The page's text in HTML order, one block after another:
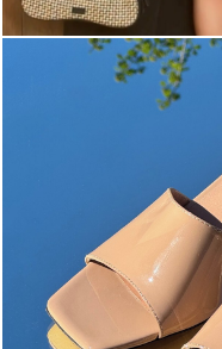
The most-wanted